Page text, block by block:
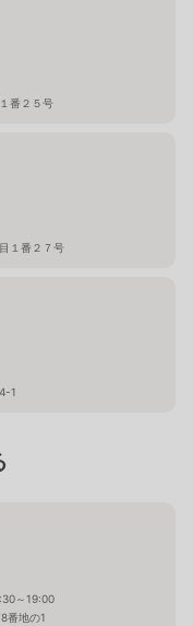
番２５号
１番２７号
1
～19:00
番地の1